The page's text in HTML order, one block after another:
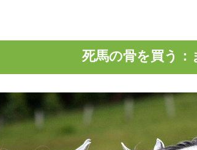
死馬の骨を買う：